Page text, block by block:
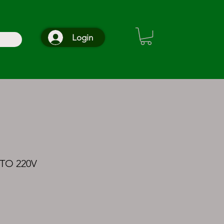
Login
220V